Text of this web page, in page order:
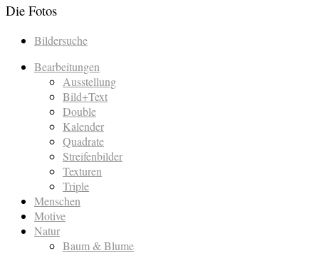
Die Fotos
Bildersuche
Bearbeitungen
Ausstellung
Bild+Text
Double
Kalender
Quadrate
Streifenbilder
Texturen
Triple
Menschen
Motive
Natur
Baum & Blume